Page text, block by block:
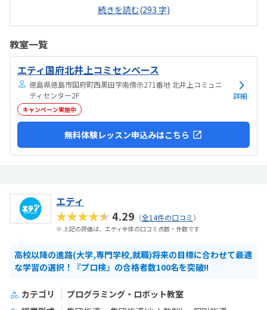
気も良く、清潔感もあった。部屋が区切られていて、個人スペースも
確保されていて良かった。基本料金以外に、追加料金があまり無さそ
うで良かった。できれば、毎月1万以内で通いたいです。子供に熱心に
気持ちになれて良かった。
続きを読む(293 字)
教室一覧
エティ国府北井上コミセンベース
徳島県徳島市国府町西黒田字南傍示271番地 北井上コミュニ
ティセンター2F
キャンペーン実施中
詳細
無料体験レッスン申込みはこちら
エティ
★★★★★4.29 （全14件の口コミ）
※ 上記の評価は、エティ全体の口コミ点数・件数です
高校以降の進路(大学,専門学校,就職)将来の目標に合わせて最適
な学習の選択！『プロ検』の合格者数100名を突破!!
カテゴリ
プログラミング・ロボット教室